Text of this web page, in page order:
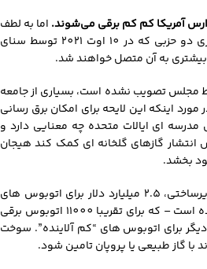
آمریکا کم کم برقی می‌شوند. اما به لطف
لایحه زیرساختی 1.2 تریلیون دلاری دو حزبی که در 10 اوت 2021 توسط سنای
بیشتری به آن متصل خواهند شد.
مجلس تصویب نشده است، بسیاری از جامعه
اینکه این لایحه برای امکان برق رسانی
480000 اتوبوس مدرسه ای ایالات متحده چه معنایی دارد و
انتشار گازهای گلخانه ای کمک کند هیجان
بخشد.
از 1.2 تریلیون دلار صورتحساب زیرساختی، 2.5 میلیارد دلار برای اتوبوس های
بدون آلایندگی در نظر گرفته شده است – که برای تقریبا 11000 اتوبوس برقی
میلیارد دلار دیگر برای اتوبوس های “کم آلاینده”. سوخت
با گاز طبیعی یا پروپان تامین شود.